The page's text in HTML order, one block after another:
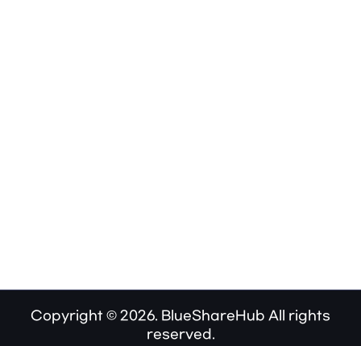
Copyright © 2026. BlueShareHub All rights
reserved.